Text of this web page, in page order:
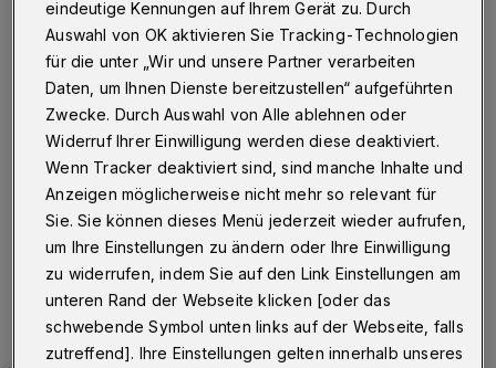
Wuppertal·Am Montag (23. Januar 2023) um 14:06
Uhr hat die Stadt Wuppertal insgesamt 281 Personen
gemeldet, die aktuell mit dem Corona-Virus infiziert
sind. Der Inzidenzwert liegt bei 116,34, die Zahl der
Neuinfektionen in den vergangenen sieben Tagen bei
413.
23.01.2023 , 14:10 Uhr
eindeutige Kennungen auf Ihrem Gerät zu. Durch
Auswahl von OK aktivieren Sie Tracking-Technologien
für die unter „Wir und unsere Partner verarbeiten
Daten, um Ihnen Dienste bereitzustellen“ aufgeführten
Zwecke. Durch Auswahl von Alle ablehnen oder
Widerruf Ihrer Einwilligung werden diese deaktiviert.
Wenn Tracker deaktiviert sind, sind manche Inhalte und
Anzeigen möglicherweise nicht mehr so relevant für
Sie. Sie können dieses Menü jederzeit wieder aufrufen,
um Ihre Einstellungen zu ändern oder Ihre Einwilligung
zu widerrufen, indem Sie auf den Link Einstellungen am
unteren Rand der Webseite klicken [oder das
schwebende Symbol unten links auf der Webseite, falls
zutreffend]. Ihre Einstellungen gelten innerhalb unseres